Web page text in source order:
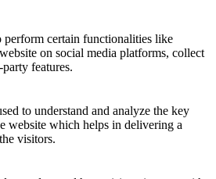
perform certain functionalities like
on social media platforms, collect
features.
to understand and analyze the key
website which helps in delivering a
visitors.